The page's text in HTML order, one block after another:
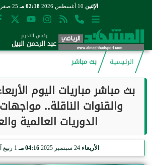
الإثنين 02:18 مـ 25 صفر 1448
رئيس التحرير
عبد الرحمن البيل
الرئيسية
بث مباشر
والقنوات الناقلة..
الدوريات العالمية
الأربعاء 04:16 مـ 1 ربيع آخر 1447